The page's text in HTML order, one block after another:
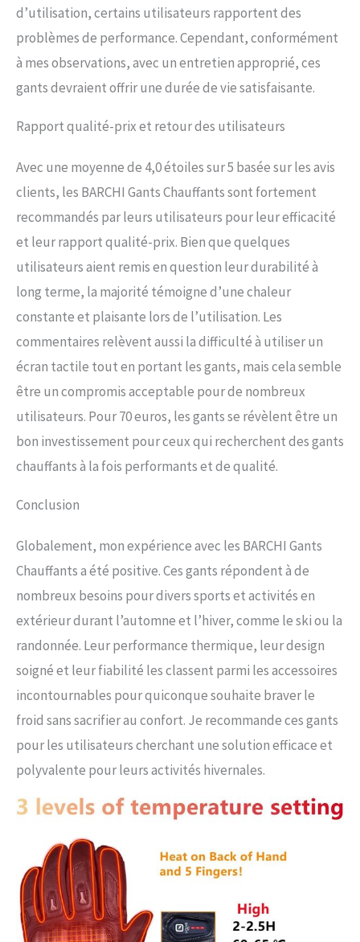
d’utilisation, certains utilisateurs rapportent des
problèmes de performance. Cependant, conformément
à mes observations, avec un entretien approprié, ces
gants devraient offrir une durée de vie satisfaisante.
Rapport qualité-prix et retour des utilisateurs
Avec une moyenne de 4,0 étoiles sur 5 basée sur les avis
clients, les BARCHI Gants Chauffants sont fortement
recommandés par leurs utilisateurs pour leur efficacité
et leur rapport qualité-prix. Bien que quelques
utilisateurs aient remis en question leur durabilité à
long terme, la majorité témoigne d’une chaleur
constante et plaisante lors de l’utilisation. Les
commentaires relèvent aussi la difficulté à utiliser un
écran tactile tout en portant les gants, mais cela semble
être un compromis acceptable pour de nombreux
utilisateurs. Pour 70 euros, les gants se révèlent être un
bon investissement pour ceux qui recherchent des gants
chauffants à la fois performants et de qualité.
Conclusion
Globalement, mon expérience avec les BARCHI Gants
Chauffants a été positive. Ces gants répondent à de
nombreux besoins pour divers sports et activités en
extérieur durant l’automne et l’hiver, comme le ski ou la
randonnée. Leur performance thermique, leur design
soigné et leur fiabilité les classent parmi les accessoires
incontournables pour quiconque souhaite braver le
froid sans sacrifier au confort. Je recommande ces gants
pour les utilisateurs cherchant une solution efficace et
polyvalente pour leurs activités hivernales.